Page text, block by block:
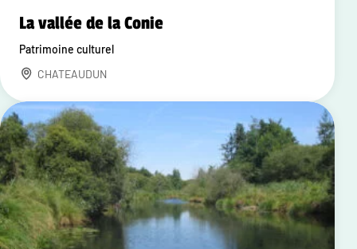
La vallée de la Conie
Patrimoine culturel
CHATEAUDUN